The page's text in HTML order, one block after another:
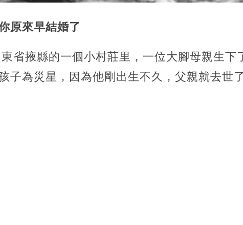
原來早結婚了
省掖縣的一個小村莊里，一位大腳母親生下
子為災星，因為他剛出生不久，父親就去世了